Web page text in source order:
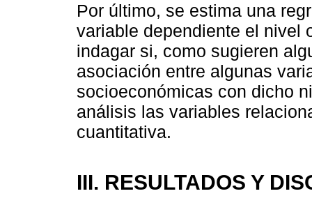
Por último, se estima una
variable dependiente el nivel
indagar si, como sugieren
asociación entre algunas
socioeconómicas con dicho
análisis las variables
cuantitativa.
III. RESULTADOS Y